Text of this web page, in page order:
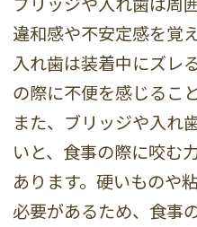
違和感や不安定感を覚
入れ歯は装着中にズレ
の際に不便を感じるこ
また、ブリッジや入れ
いと、食事の際に咬む
あります。硬いものや
必要があるため、食事